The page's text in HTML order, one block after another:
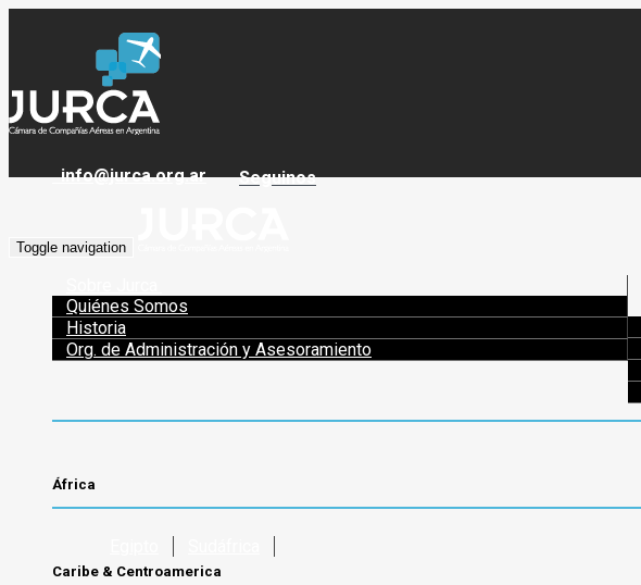
info@jurca.org.ar Seguinos
Toggle navigation
Quiénes Somos
Historia
Org. de Administración y Asesoramiento
África
Caribe & Centroamerica